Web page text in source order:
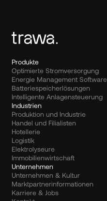
Produkte
Optimierte Stromversorgung
Energie Management Software
Batteriespeicherlösungen
Intelligente Anlagensteuerung
Industrien
Produktion und Industrie
Handel und Filialisten
Hotellerie
Logistik
Elektrolyseure
Immobilienwirtschaft
Unternehmen
Unternehmen & Kultur
Marktpartnerinformationen
Karriere & Jobs